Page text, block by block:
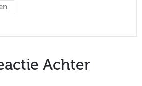
Achter